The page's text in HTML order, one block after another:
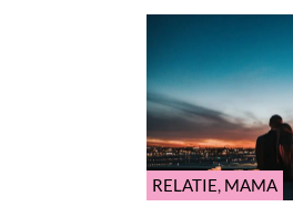
RELATIE, MAMA